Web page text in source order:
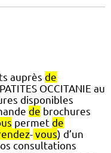
auprès de
OCCITANIE au
disponibles
de brochures
permet de
- vous) d’un
consultations